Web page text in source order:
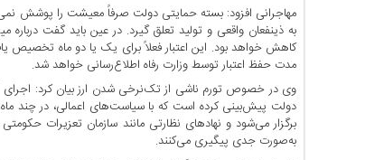
مهاجرانی افزود: بسته حمایتی دولت صرفاً معیشت را پوشش
به ذینفعان واقعی و تولید تعلق گیرد. در عین باید گفت
کاهش خواهد بود. این اعتبار فعلاً برای یک یا دو ماه تخصیص
مدت حفظ اعتبار توسط وزارت رفاه اطلاع‌رسانی خواهد شد.
وی در خصوص تورم ناشی از تک‌نرخی شدن ارز بیان کرد:
دولت پیش‌بینی کرده است که با سیاست‌های اعمالی، در چند ماه
برگزار می‌شود و نهاد‌های نظارتی مانند سازمان تعزیرات
به‌صورت جدی پیگیری می‌کنند.